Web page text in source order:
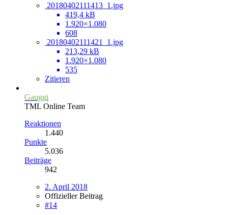
20180402111413_1.jpg
419,4 kB
1.920×1.080
608
20180402111421_1.jpg
213,29 kB
1.920×1.080
535
Zitieren
Gauggi
TML Online Team
Reaktionen
1.440
Punkte
5.036
Beiträge
942
2. April 2018
Offizieller Beitrag
#14